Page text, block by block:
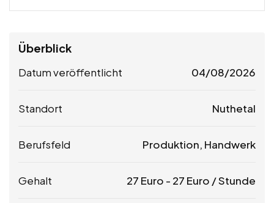
Überblick
Datum veröffentlicht 04/08/2026
Standort Nuthetal
Berufsfeld Produktion, Handwerk
Gehalt 27 Euro - 27 Euro / Stunde